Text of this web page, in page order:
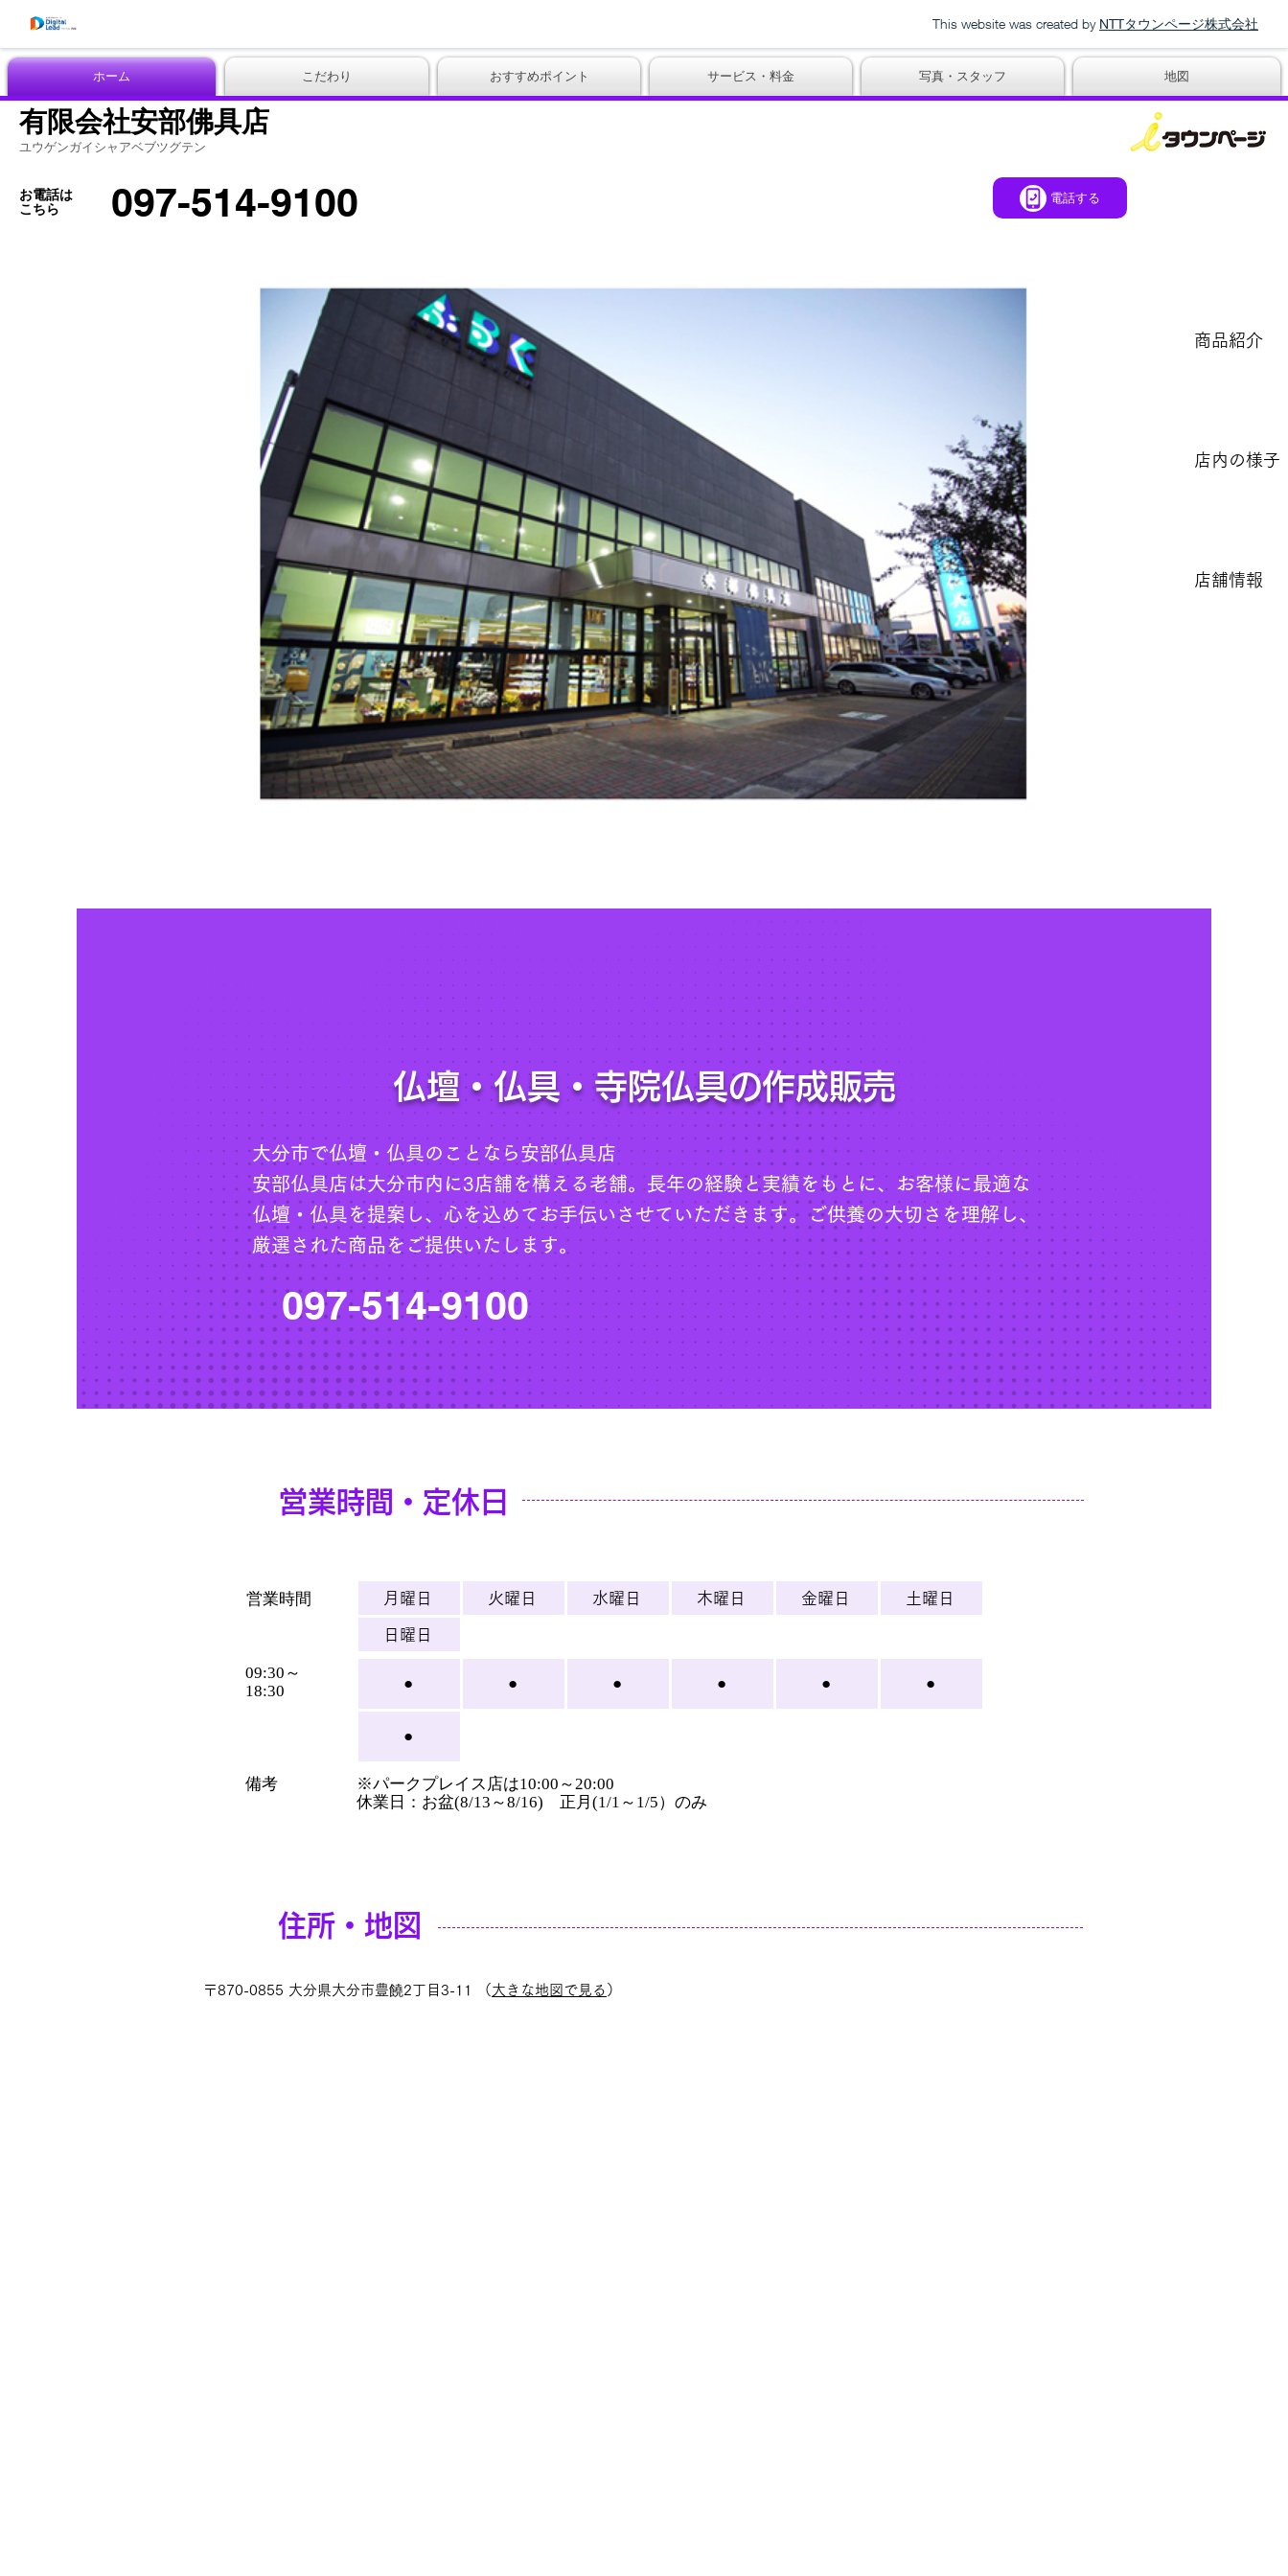
This website was created by NTTタウンページ株式会社
商品紹介
店内の様子
店舗情報
ホーム こだわり おすすめポイント サービス・料金 写真・スタッフ 地図
有限会社安部佛具店
ユウゲンガイシャアベブツグテン
お電話は
こちら
097-514-9100 電話する
仏壇・仏具・寺院仏具の作成販売
大分市で仏壇・仏具のことなら安部仏具店
安部仏具店は大分市内に3店舗を構える老舗。長年の経験と実績をもとに、お客様に最適な
仏壇・仏具を提案し、心を込めてお手伝いさせていただきます。ご供養の大切さを理解し、
厳選された商品をご提供いたします。
097-514-9100
営業時間・定休日
営業時間 月曜日 火曜日 ​水曜日 木曜日 金曜日 土曜日
日曜日
09:30～
18:30
● ● ● ● ● ●
●
備考
※パークプレイス店は10:00～20:00
休業日：お盆(8/13～8/16) 正月(1/1～1/5）のみ
住所・地図
〒870-0855 大分県大分市豊饒2丁目3-11 （ 大きな地図で見る ）